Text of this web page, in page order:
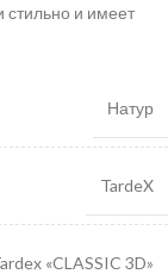
и имеет
Натур
TardeX
«CLASSIC 3D»